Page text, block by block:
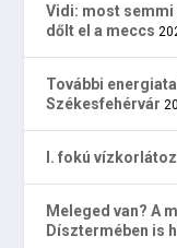
Vidi: most semmi
dőlt el a meccs
További
Székesfehérvár
I. fokú
Meleged van? A
Dísztermében is